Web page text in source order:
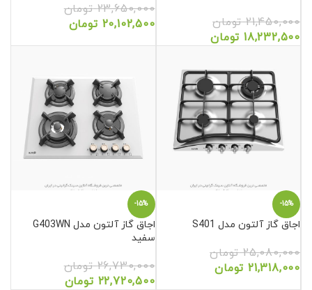
21,450,000 تومان
18,232,500 تومان
23,650,000 تومان
20,102,500 تومان
-15%
اجاق گاز آلتون مدل S401
25,080,000 تومان
21,318,000 تومان
-15%
اجاق گاز آلتون مدل G403WN
سفید
26,730,000 تومان
22,720,500 تومان